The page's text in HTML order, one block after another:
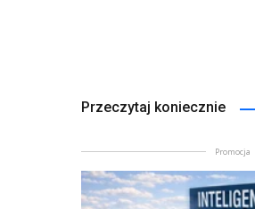
Przeczytaj koniecznie
Promocja